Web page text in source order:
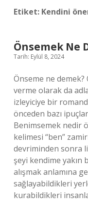
Etiket: Kendini
Önsemek Ne
Tarih: Eylül 8, 2024
Önseme ne demek?
verme olarak da
izleyiciye bir
önceden bazı
Benimsemek nedir
kelimesi “ben”
devriminden sonra
şeyi kendime yakın
alışmak anlamına
sağlayabildikleri
kurabildikleri